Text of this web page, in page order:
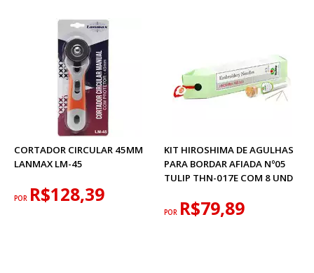
CORTADOR CIRCULAR 45MM
LANMAX LM-45
POR R$128,39
KIT HIROSHIMA DE AGULHAS
PARA BORDAR AFIADA Nº05
TULIP THN-017E COM 8 UND
POR R$79,89